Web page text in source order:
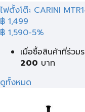
ไฟตั้งโต๊ะ CARINI
฿ 1,499
฿ 1,590-5%
เมื่อซื้อสินค้าที่ร่วม
200 บาท
ดูทั้งหมด